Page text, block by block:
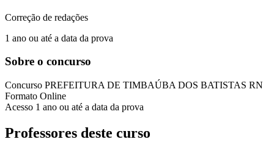
Correção de redações
1 ano ou até a data da prova
Sobre o concurso
Concurso PREFEITURA DE TIMBAÚBA DOS BATISTAS RN
Formato Online
Acesso 1 ano ou até a data da prova
Professores deste curso